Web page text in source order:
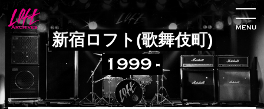
新宿ロフト(歌舞伎町)
1999 -
MENU